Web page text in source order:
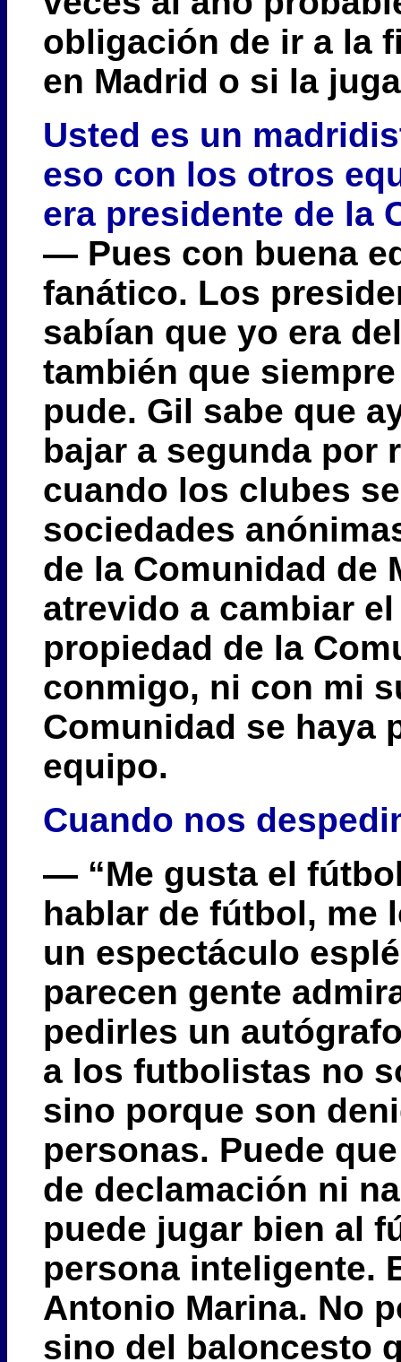
obligación de ir a la
en Madrid o si la
Usted es un
eso con los otros
era presidente de la
— Pues con buena
fanático. Los
sabían que yo era
también que
pude. Gil sabe que
bajar a segunda por
cuando los clubes
sociedades
de la Comunidad de
atrevido a cambiar
propiedad de la
conmigo, ni con mi
Comunidad se haya
equipo.
Cuando nos
— “Me gusta el
hablar de fútbol, me
un espectáculo
parecen gente
pedirles un
a los futbolistas no
sino porque son
personas. Puede
de declamación ni
puede jugar bien al
persona inteligente.
Antonio Marina. No
sino del baloncesto